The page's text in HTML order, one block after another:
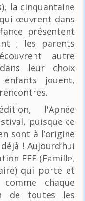
la cinquantaine
œuvrent dans
présentent
; les parents
autre
leur choix
jouent,
l'Apnée
puisque ce
sont à l’origine
! Aujourd’hui
FEE (Famille,
qui porte et
chaque
de toutes les